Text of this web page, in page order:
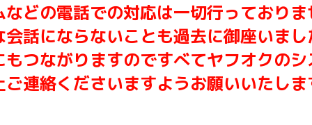
どの電話での対応は一切行っており
話にならないことも過去に御座いま
つながりますのですべてヤフオクの
連絡くださいますようお願いいたしま